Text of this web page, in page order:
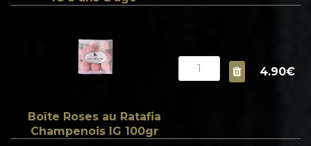
Boîte Roses au Ratafia
Champenois IG 100gr
4.90€